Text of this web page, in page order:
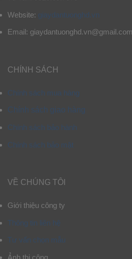
Website: giaydantuonghd.vn
Email: giaydantuonghd.vn@gmail.com
CHÍNH SÁCH
Chính sách mua hàng
Chính sách giao hàng
Chính sách bảo hành
Chính sách bảo mật
VỀ CHÚNG TÔI
Giới thiệu công ty
Thông tin liên hệ
Tư vấn chọn mẫu
Ảnh thi công